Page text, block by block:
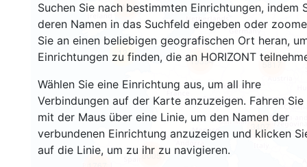
Suchen Sie nach bestimmten Einrichtungen, indem
deren Namen in das Suchfeld eingeben oder
Sie an einen beliebigen geografischen Ort heran,
Einrichtungen zu finden, die an HORIZONT
Wählen Sie eine Einrichtung aus, um all ihre
Verbindungen auf der Karte anzuzeigen. Fahren Sie
mit der Maus über eine Linie, um den Namen der
verbundenen Einrichtung anzuzeigen und klicken
auf die Linie, um zu ihr zu navigieren.
12
2194
5817
19394
6005